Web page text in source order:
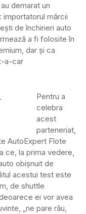
demarat un
importatorul mărcii
de închirieri auto
a fi folosite în
dar și ca
a-car
Pentru a
celebra
acest
parteneriat,
AutoExpert Flote
ce, la prima vedere,
obișnuit de
acestui test este
de shuttle
ei vor avea
„ne pare rău,